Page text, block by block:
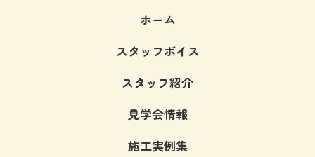
ホーム
スタッフボイス
スタッフ紹介
見学会情報
施工実例集